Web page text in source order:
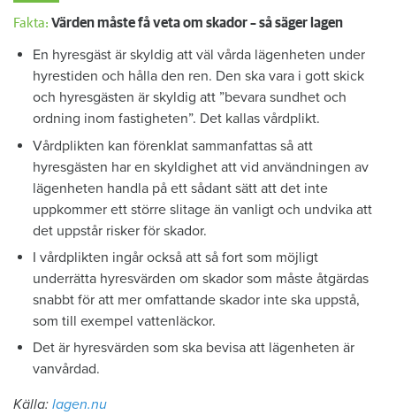
Fakta: Värden måste få veta om skador – så säger lagen
En hyresgäst är skyldig att väl vårda lägenheten under
hyrestiden och hålla den ren. Den ska vara i gott skick
och hyresgästen är skyldig att ”bevara sundhet och
ordning inom fastigheten”. Det kallas vårdplikt.
Vårdplikten kan förenklat sammanfattas så att
hyresgästen har en skyldighet att vid användningen av
lägenheten handla på ett sådant sätt att det inte
uppkommer ett större slitage än vanligt och undvika att
det uppstår risker för skador.
I vårdplikten ingår också att så fort som möjligt
underrätta hyresvärden om skador som måste åtgärdas
snabbt för att mer omfattande skador inte ska uppstå,
som till exempel vattenläckor.
Det är hyresvärden som ska bevisa att lägenheten är
vanvårdad.
Källa: lagen.nu